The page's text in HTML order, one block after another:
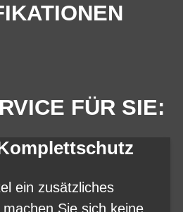
FÜR SIE:
ein zusätzliches
Sie sich keine